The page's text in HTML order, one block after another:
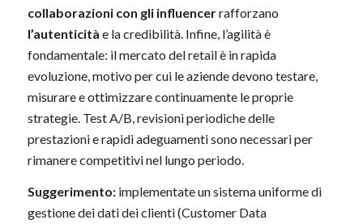
collaborazioni con gli influencerrafforzano
l’autenticità e la credibilità. Infine, l’agilità è
fondamentale: il mercato del retail è in rapida
evoluzione, motivo per cui le aziende devono testare,
misurare e ottimizzare continuamente le proprie
strategie. Test A/B, revisioni periodiche delle
prestazioni e rapidi adeguamenti sono necessari per
rimanere competitivi nel lungo periodo.
Suggerimento:implementate un sistema uniforme di
gestione dei dati dei clienti (Customer Data